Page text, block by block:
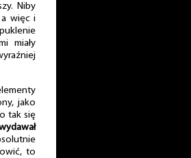
Niby
a więc i
miały
jako
tak się
to